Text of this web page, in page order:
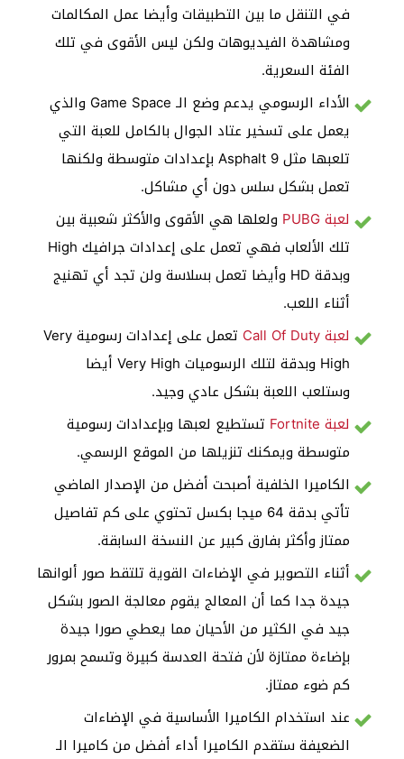
في التنقل ما بين التطبيقات وأيضا عمل المكالمات
ومشاهدة الفيديوهات ولكن ليس الأقوى في تلك
الفئة السعرية.
الأداء الرسومي يدعم وضع الـ Game Space والذي
يعمل على تسخير عتاد الجوال بالكامل للعبة التي
تلعبها مثل Asphalt 9 بإعدادات متوسطة ولكنها
تعمل بشكل سلس دون أي مشاكل.
لعبة PUBG
ولعلها هي الأقوى والأكثر شعبية بين
تلك الألعاب فهي تعمل على إعدادات جرافيك High
وبدقة HD وأيضا تعمل بسلاسة ولن تجد أي تهنيج
أثناء اللعب.
لعبة Call Of Duty
تعمل على إعدادات رسومية Very
High وبدقة لتلك الرسوميات Very High أيضا
وستلعب اللعبة بشكل عادي وجيد.
لعبة Fortnite
تستطيع لعبها وبإعدادات رسومية
متوسطة ويمكنك تنزيلها من الموقع الرسمي.
الكاميرا الخلفية أصبحت أفضل من الإصدار الماضي
تأتي بدقة 64 ميجا بكسل تحتوي على كم تفاصيل
ممتاز وأكثر بفارق كبير عن النسخة السابقة.
أثناء التصوير في الإضاءات القوية تلتقط صور ألوانها
جيدة جدا كما أن المعالج يقوم معالجة الصور بشكل
جيد في الكثير من الأحيان مما يعطي صورا جيدة
بإضاءة ممتازة لأن فتحة العدسة كبيرة وتسمح بمرور
كم ضوء ممتاز.
عند استخدام الكاميرا الأساسية في الإضاءات
الضعيفة ستقدم الكاميرا أداء أفضل من كاميرا الـ